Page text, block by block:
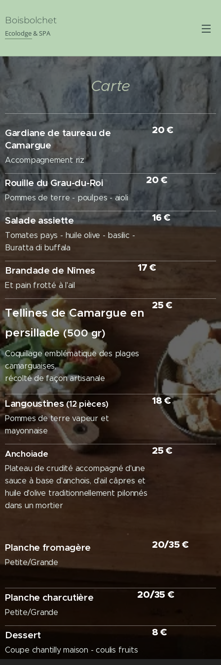
Boisbolchet
Ecolodge & SPA
Carte
Gardiane de taureau de
Camargue
Accompagnement riz
20 €
Rouille du Grau-du-Roi
Pommes de terre - poulpes - aioli
20 €
Salade assiette
Tomates pays - huile olive - basilic -
Buratta di buffala
16 €
Brandade de Nîmes
Et pain frotté à l'ail
17 €
Tellines de Camargue en
persillade(500 gr)
Coquillage emblématique des plages
camarguaises,
récolté de façon artisanale
25 €
Langoustines(12 pièces)
Pommes de terre vapeur et
mayonnaise
18 €
Anchoiade
Plateau de crudité accompagné d'une
sauce à base d'anchois, d'ail câpres et
huile d'olive traditionnellement pilonnés
dans un mortier
25 €
Planche fromagère
Petite/Grande
20/35 €
Planche charcutière
Petite/Grande
20/35 €
Dessert
Coupe chantilly maison - coulis fruits
rouges
8 €